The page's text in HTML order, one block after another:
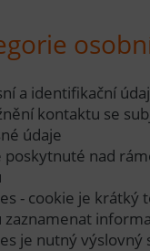
a identifikační
kontaktu se
údaje
poskytnuté nad
- cookie je krátký
zaznamenat
je nutný výslovný